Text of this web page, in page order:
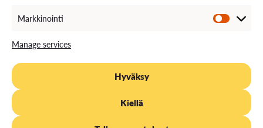
Markkinointi
Manage services
Hyväksy
Kiellä
PRIVACY STATEMENT EVÄSTEKÄYTÄNTÖ
DOCUMENT PUBLICITY DESCRIPTION